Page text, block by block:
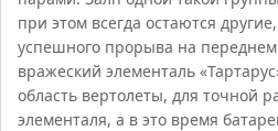
при этом всегда остаются
успешного прорыва на переднем
вражеский элементаль
область вертолеты, для точной
элементаля, а в это время